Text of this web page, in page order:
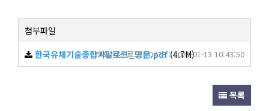
첨부파일
한국유체기술종합카달로그_영문.pdf(4.7M)
74회 다운로드 | DATE : 2021-01-13 10:43:50
목록